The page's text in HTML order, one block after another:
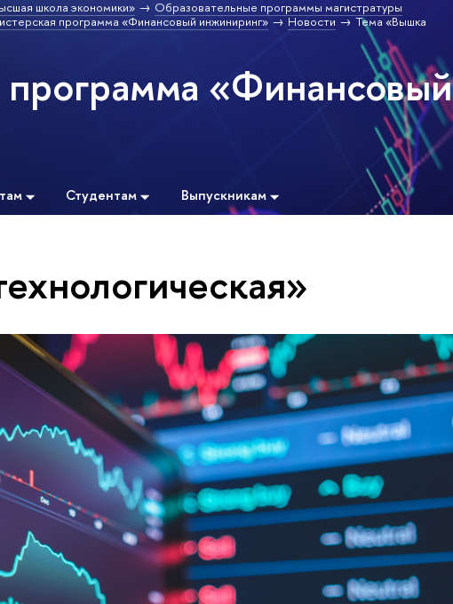
школа экономики»
Образовательные программы магистратуры
программа «Финансовый инжиниринг» Новости
Тема «Вышка
программа «Финансовый
Студентам Выпускникам